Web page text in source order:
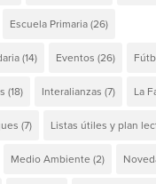
Escuela Primaria(26)
(14) Eventos (26)
(18) Interalianzas (7) La
(7) Listas útiles y plan
Medio Ambiente (2)